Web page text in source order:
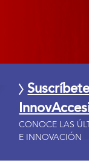
CONOCE LAS
E INNOVACIÓN